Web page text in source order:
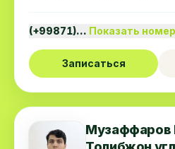
(+99871)… Показать номер
Записаться
Музаффаров